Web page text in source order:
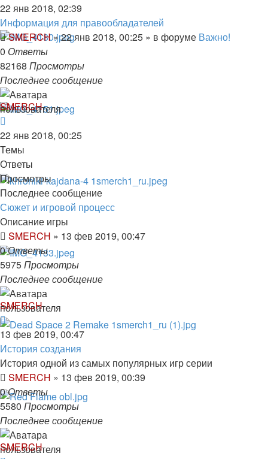
22 янв 2018, 02:39
Информация для правообладателей
SMERCH»22 янв 2018, 00:25 » в форуме Важно!
0 Ответы
82168 Просмотры
Последнее сообщение
SMERCH
22 янв 2018, 00:25
Темы
Ответы
Просмотры
Последнее сообщение
Сюжет и игровой процесс
Описание игры
SMERCH » 13 фев 2019, 00:47
0Ответы
5975Просмотры
Последнее сообщение
SMERCH
13 фев 2019, 00:47
История создания
История одной из самых популярных игр серии
SMERCH » 13 фев 2019, 00:39
0Ответы
5580 Просмотры
Последнее сообщение
SMERCH